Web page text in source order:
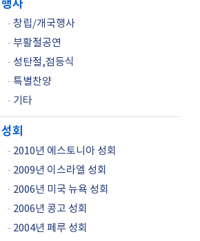
행사
- 창립/개국행사
- 부활절공연
- 성탄절,점등식
- 특별찬양
- 기타
성회
- 2010년 에스토니아 성회
- 2009년 이스라엘 성회
- 2006년 미국 뉴욕 성회
- 2006년 콩고 성회
- 2004년 페루 성회